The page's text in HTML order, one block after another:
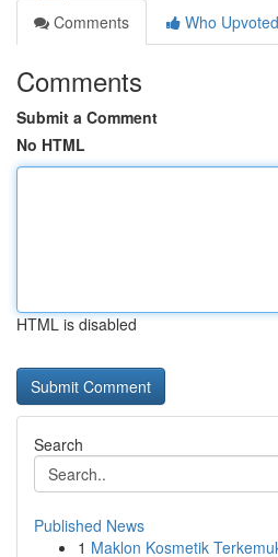
Comments
Who Upvoted
Comments
Submit a Comment
No HTML
HTML is disabled
Search
Published News
1 Maklon Kosmetik